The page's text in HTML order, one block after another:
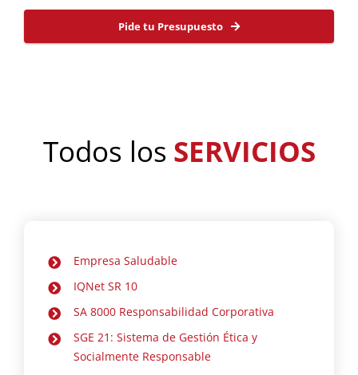
Pide tu Presupuesto
Todos los SERVICIOS
Empresa Saludable
IQNet SR 10
SA 8000 Responsabilidad Corporativa
SGE 21: Sistema de Gestión Ética y
Socialmente Responsable